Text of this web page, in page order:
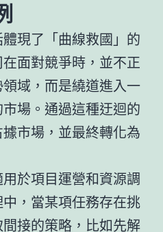
現了「曲線救國」的
面對競爭時，並不正
域，而是繞道進入一
場。通過這種迂迴的
市場，並最終轉化為
於項目運營和資源調
，當某項任務存在挑
接的策略，比如先解